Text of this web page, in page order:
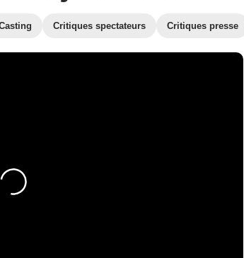
Critiques spectateurs Critiques presse